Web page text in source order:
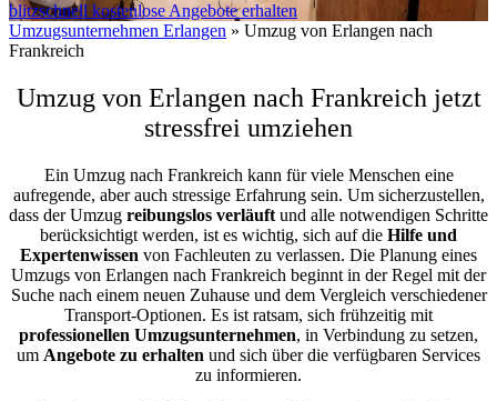
blitzschnell kostenlose Angebote erhalten
Umzugsunternehmen Erlangen » Umzug von Erlangen nach
Frankreich
Umzug von Erlangen nach Frankreich jetzt
stressfrei umziehen
Ein Umzug nach Frankreich kann für viele Menschen eine
aufregende, aber auch stressige Erfahrung sein. Um sicherzustellen,
dass der Umzug reibungslos verläuft und alle notwendigen Schritte
berücksichtigt werden, ist es wichtig, sich auf die Hilfe und
Expertenwissen von Fachleuten zu verlassen. Die Planung eines
Umzugs von Erlangen nach Frankreich beginnt in der Regel mit der
Suche nach einem neuen Zuhause und dem Vergleich verschiedener
Transport-Optionen. Es ist ratsam, sich frühzeitig mit
professionellen Umzugsunternehmen, in Verbindung zu setzen,
um Angebote zu erhalten und sich über die verfügbaren Services
zu informieren.